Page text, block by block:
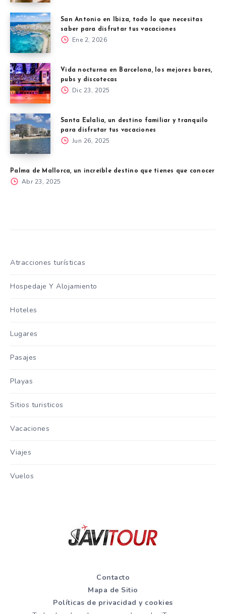
San Antonio en Ibiza, todo lo que necesitas
saber para disfrutar tus vacaciones
Ene 2, 2026
Vida nocturna en Barcelona, los mejores bares,
pubs y discotecas
Dic 23, 2025
Santa Eulalia, un destino familiar y tranquilo
para disfrutar tus vacaciones
Jun 26, 2025
Palma de Mallorca, un increíble destino que tienes que conocer
Abr 23, 2025
Atracciones turísticas
Hospedaje Y Alojamiento
Hoteles
Lugares
Pasajes
Playas
Sitios turisticos
Vacaciones
Viajes
Vuelos
Contacto
Mapa de Sitio
Políticas de privacidad y cookies